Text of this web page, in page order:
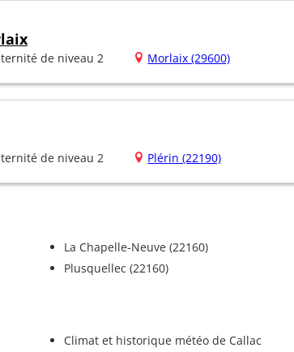
de niveau 2 Morlaix (29600)
de niveau 2 Plérin (22190)
La Chapelle-Neuve (22160)
Plusquellec (22160)
Climat et historique météo de Callac